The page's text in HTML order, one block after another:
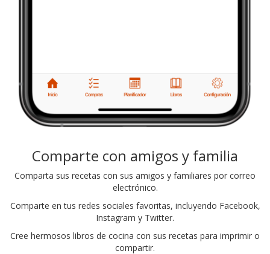
Comparte con amigos y familia
Comparta sus recetas con sus amigos y familiares por correo
electrónico.
Comparte en tus redes sociales favoritas, incluyendo Facebook,
Instagram y Twitter.
Cree hermosos libros de cocina con sus recetas para imprimir o
compartir.